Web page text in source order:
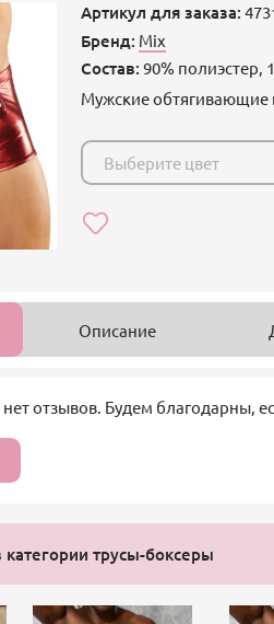
Артикул для заказа:
Бренд: Mix
Состав: 90% полиэстер,
Мужские
Выберите цвет
Описание
отзывов. Будем благодарны,
трусы-боксеры